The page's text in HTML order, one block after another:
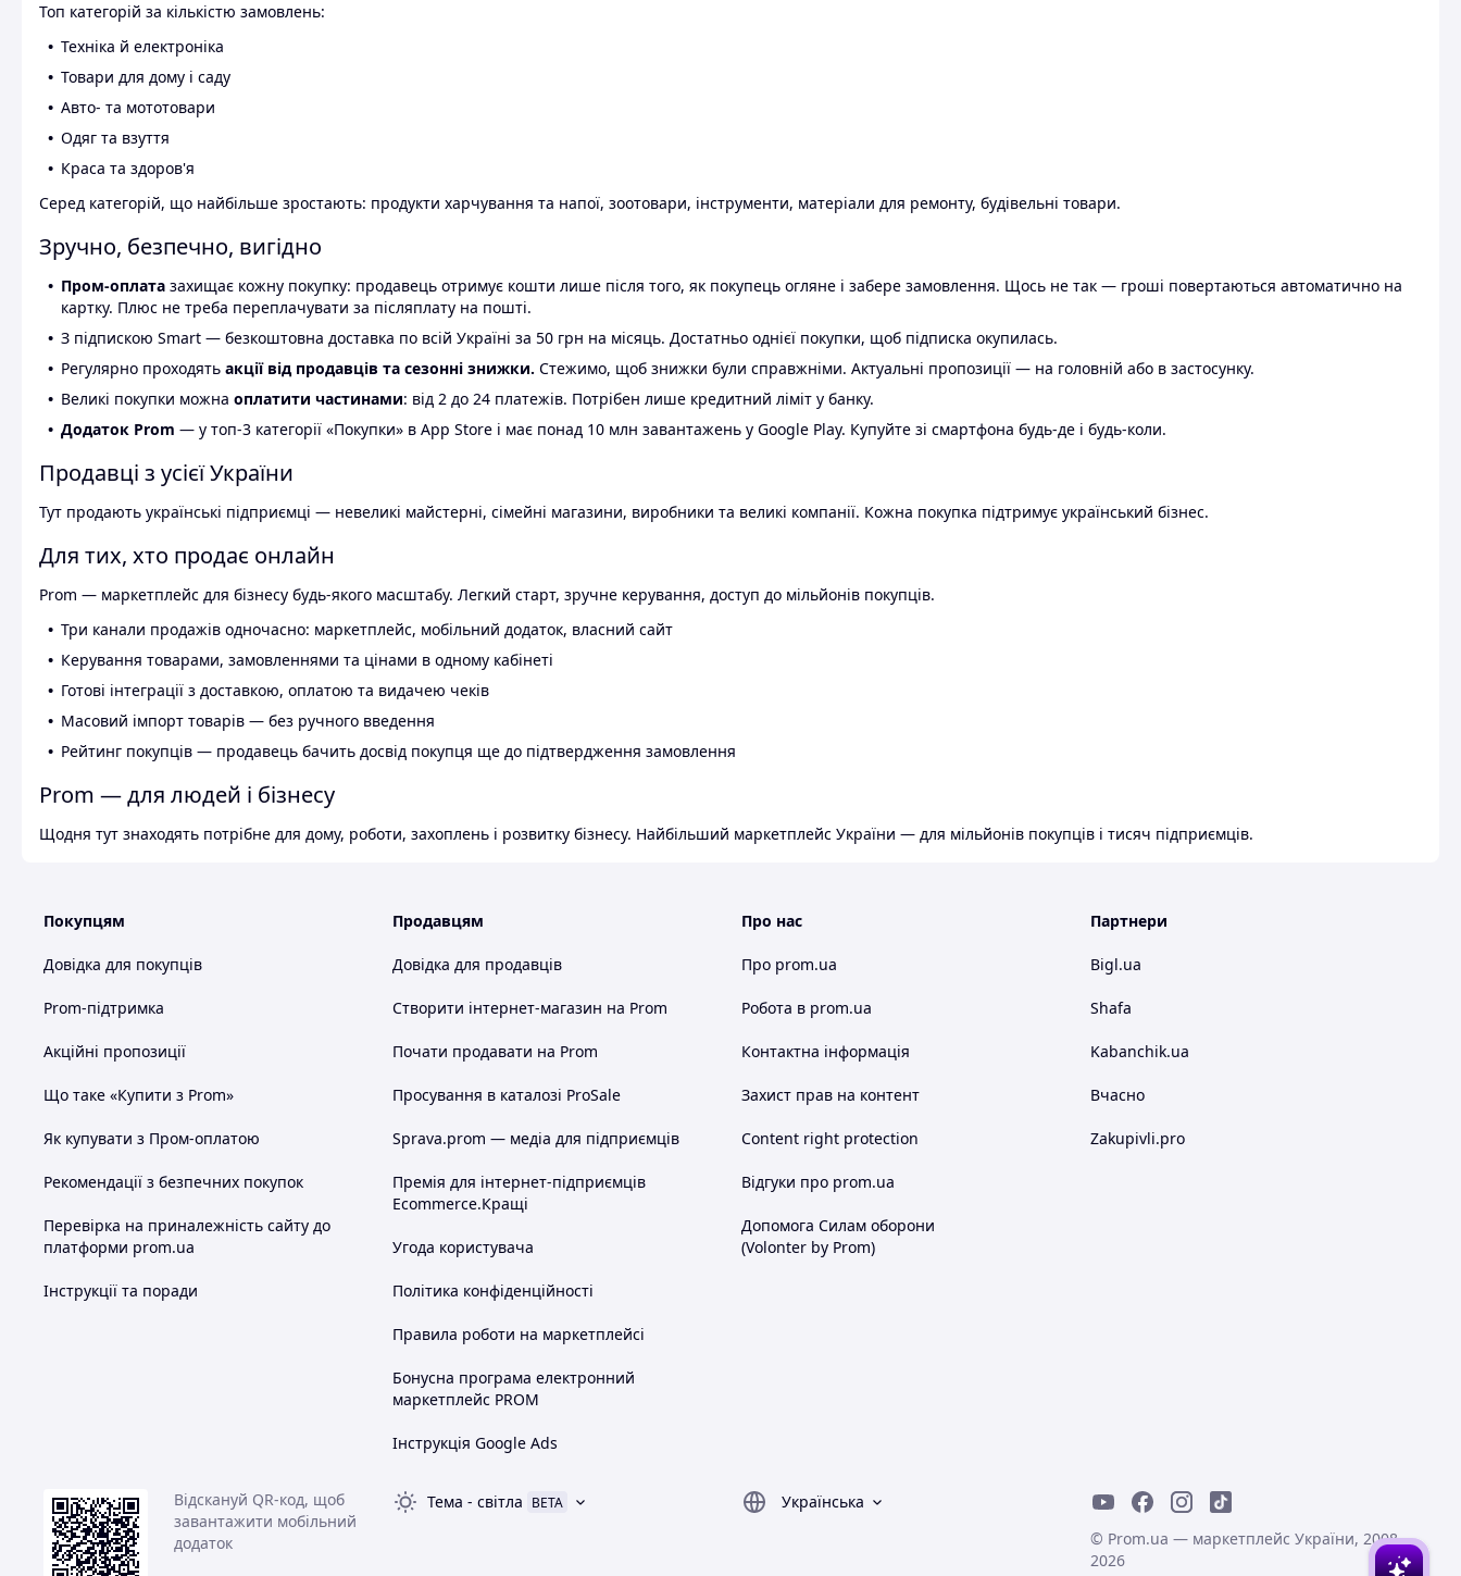
Топ категорій за кількістю замовлень:
Техніка й електроніка
Товари для дому і саду
Авто- та мототовари
Одяг та взуття
Краса та здоров'я
Серед категорій, що найбільше зростають: продукти харчування та напої, зоотовари, інструменти, матеріали для ремонту, будівельні товари.
Зручно, безпечно, вигідно
Пром-оплата захищає кожну покупку: продавець отримує кошти лише після того, як покупець огляне і забере замовлення. Щось не так — гроші повертаються автоматично на
картку. Плюс не треба переплачувати за післяплату на пошті.
З підпискою Smart — безкоштовна доставка по всій Україні за 50 грн на місяць. Достатньо однієї покупки, щоб підписка окупилась.
Регулярно проходять акції від продавців та сезонні знижки. Стежимо, щоб знижки були справжніми. Актуальні пропозиції — на головній або в застосунку.
Великі покупки можна оплатити частинами: від 2 до 24 платежів. Потрібен лише кредитний ліміт у банку.
Додаток Prom — у топ-3 категорії «Покупки» в App Store і має понад 10 млн завантажень у Google Play. Купуйте зі смартфона будь-де і будь-коли.
Продавці з усієї України
Тут продають українські підприємці — невеликі майстерні, сімейні магазини, виробники та великі компанії. Кожна покупка підтримує український бізнес.
Для тих, хто продає онлайн
Prom — маркетплейс для бізнесу будь-якого масштабу. Легкий старт, зручне керування, доступ до мільйонів покупців.
Три канали продажів одночасно: маркетплейс, мобільний додаток, власний сайт
Керування товарами, замовленнями та цінами в одному кабінеті
Готові інтеграції з доставкою, оплатою та видачею чеків
Масовий імпорт товарів — без ручного введення
Рейтинг покупців — продавець бачить досвід покупця ще до підтвердження замовлення
Prom — для людей і бізнесу
Щодня тут знаходять потрібне для дому, роботи, захоплень і розвитку бізнесу. Найбільший маркетплейс України — для мільйонів покупців і тисяч підприємців.
Покупцям
Довідка для покупців
Prom-підтримка
Акційні пропозиції
Що таке «Купити з Prom»
Як купувати з Пром-оплатою
Рекомендації з безпечних покупок
Перевірка на приналежність сайту до
платформи prom.ua
Інструкції та поради
Продавцям
Довідка для продавців
Створити інтернет-магазин на Prom
Почати продавати на Prom
Просування в каталозі ProSale
Sprava.prom — медіа для підприємців
Премія для інтернет-підприємців
Ecommerce.Кращі
Угода користувача
Політика конфіденційності
Правила роботи на маркетплейсі
Бонусна програма електронний
маркетплейс PROM
Інструкція Google Ads
Про нас
Про prom.ua
Робота в prom.ua
Контактна інформація
Захист прав на контент
Content right protection
Відгуки про prom.ua
Допомога Силам оборони
(Volonter by Prom)
Партнери
Bigl.ua
Shafa
Kabanchik.ua
Вчасно
Zakupivli.pro
Відскануй QR-код, щоб
завантажити мобільний
додаток
Тема - світла BETA
Українська
© Prom.ua — маркетплейс України, 2008-
2026